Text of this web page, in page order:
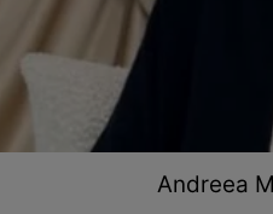
Andreea